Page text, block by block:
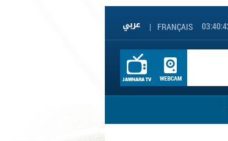
FRANÇAIS
|